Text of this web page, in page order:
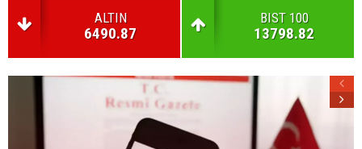
ALTIN
6490.87
BIST 100
13798.82